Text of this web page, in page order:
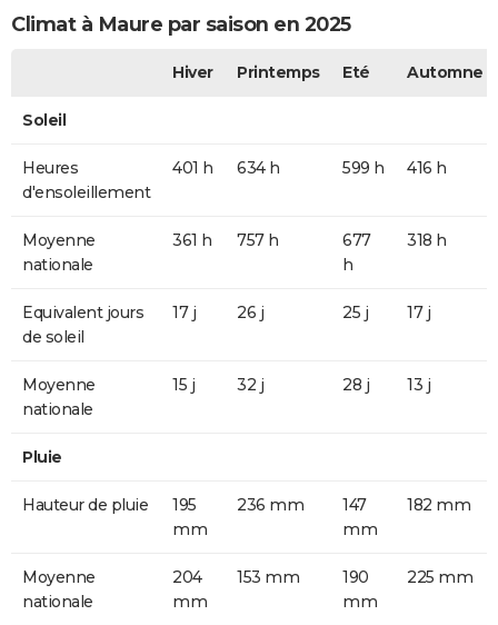
Climat à Maure par saison en 2025
Hiver Printemps Eté Automne
Soleil
Heures
d'ensoleillement
401 h 634 h 599 h 416 h
Moyenne
nationale
361 h 757 h
677
h
318 h
Equivalent jours
de soleil
17 j 26 j 25 j 17 j
Moyenne
nationale
15 j 32 j 28 j 13 j
Pluie
Hauteur de pluie
195
mm
236 mm
147
mm
182 mm
Moyenne
nationale
204
mm
153 mm
190
mm
225 mm